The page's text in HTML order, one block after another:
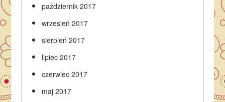
październik 2017
wrzesień 2017
sierpień 2017
lipiec 2017
czerwiec 2017
maj 2017